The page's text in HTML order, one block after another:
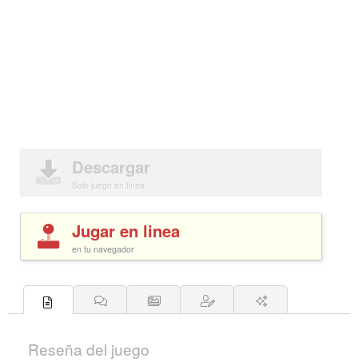
Descargar
Solo juego en línea
Jugar en linea
en tu navegador
Reseña del juego